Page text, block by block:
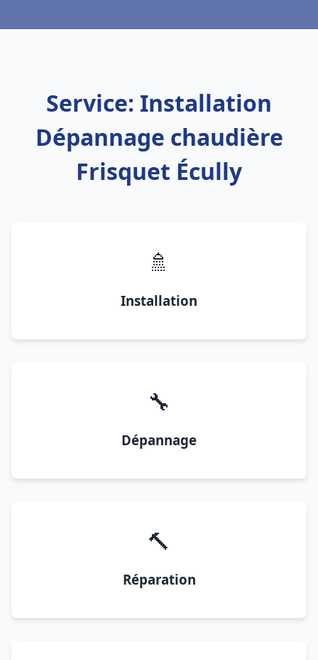
Service: Installation
Dépannage chaudière
Frisquet Écully
🚿
Installation
🔧
Dépannage
🔨
Réparation